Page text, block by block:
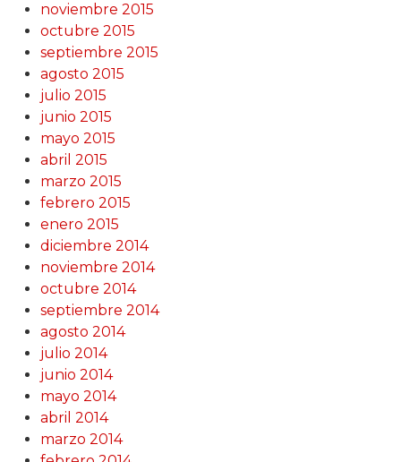
noviembre 2015
octubre 2015
septiembre 2015
agosto 2015
julio 2015
junio 2015
mayo 2015
abril 2015
marzo 2015
febrero 2015
enero 2015
diciembre 2014
noviembre 2014
octubre 2014
septiembre 2014
agosto 2014
julio 2014
junio 2014
mayo 2014
abril 2014
marzo 2014